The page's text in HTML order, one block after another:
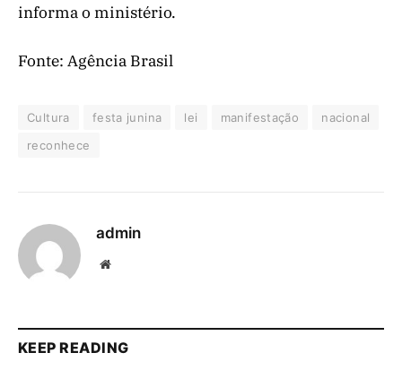
informa o ministério.
Fonte: Agência Brasil
Cultura festa junina lei manifestação
nacional
reconhece
admin
Website
KEEP READING